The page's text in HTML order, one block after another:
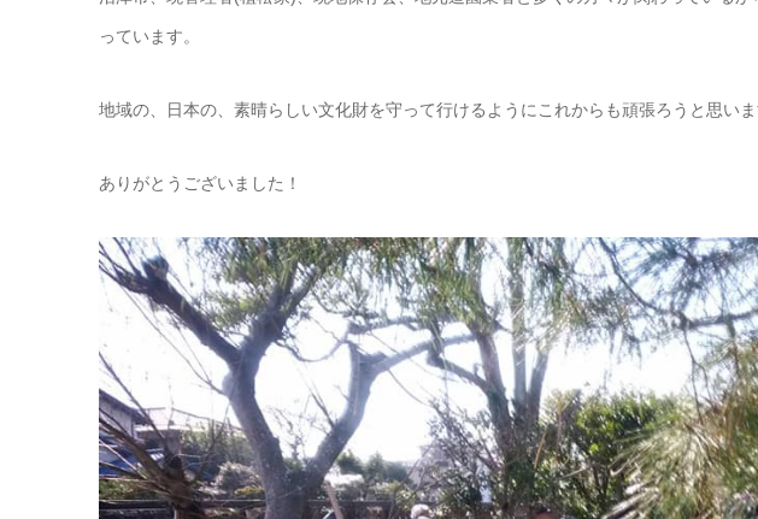
っています。
地域の、日本の、素晴らしい文化財を守って行けるようにこれからも頑張ろうと思い
ありがとうございました！